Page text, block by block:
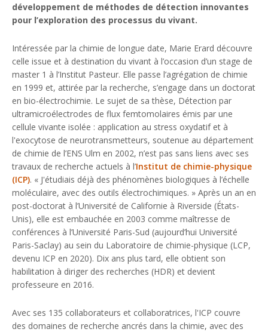
développement de méthodes de détection innovantes
pour l’exploration des processus du vivant.
Intéressée par la chimie de longue date, Marie Erard découvre
celle issue et à destination du vivant à l’occasion d’un stage de
master 1 à l’Institut Pasteur. Elle passe l’agrégation de chimie
en 1999 et, attirée par la recherche, s’engage dans un doctorat
en bio-électrochimie. Le sujet de sa thèse, Détection par
ultramicroélectrodes de flux femtomolaires émis par une
cellule vivante isolée : application au stress oxydatif et à
l'exocytose de neurotransmetteurs, soutenue au département
de chimie de l’ENS Ulm en 2002, n’est pas sans liens avec ses
travaux de recherche actuels à l’Institut de chimie-physique
(ICP). « J'étudiais déjà des phénomènes biologiques à l’échelle
moléculaire, avec des outils électrochimiques. » Après un an en
post-doctorat à l’Université de Californie à Riverside (États-
Unis), elle est embauchée en 2003 comme maîtresse de
conférences à l’Université Paris-Sud (aujourd’hui Université
Paris-Saclay) au sein du Laboratoire de chimie-physique (LCP,
devenu ICP en 2020). Dix ans plus tard, elle obtient son
habilitation à diriger des recherches (HDR) et devient
professeure en 2016.
Avec ses 135 collaborateurs et collaboratrices, l'ICP couvre
des domaines de recherche ancrés dans la chimie, avec des